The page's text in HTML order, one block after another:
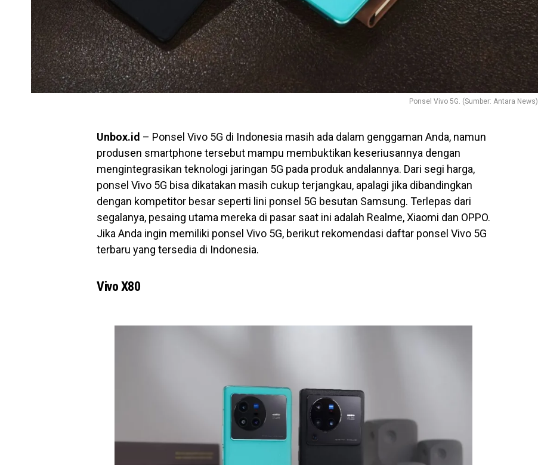
Ponsel Vivo 5G. (Sumber: Antara News)
Unbox.id – Ponsel Vivo 5G di Indonesia masih ada dalam genggaman Anda, namun
produsen smartphone tersebut mampu membuktikan keseriusannya dengan
mengintegrasikan teknologi jaringan 5G pada produk andalannya. Dari segi harga,
ponsel Vivo 5G bisa dikatakan masih cukup terjangkau, apalagi jika dibandingkan
dengan kompetitor besar seperti lini ponsel 5G besutan Samsung. Terlepas dari
segalanya, pesaing utama mereka di pasar saat ini adalah Realme, Xiaomi dan OPPO.
Jika Anda ingin memiliki ponsel Vivo 5G, berikut rekomendasi daftar ponsel Vivo 5G
terbaru yang tersedia di Indonesia.
Vivo X80